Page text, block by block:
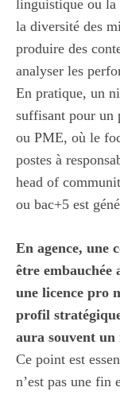
linguistique ou la
la diversité des
produire des
analyser les
En pratique, un
suffisant pour un
ou PME, où le
postes à
head of
ou bac+5 est
En agence, une
être embauchée
une licence pro
profil
aura souvent
Ce point est
n’est pas une fin